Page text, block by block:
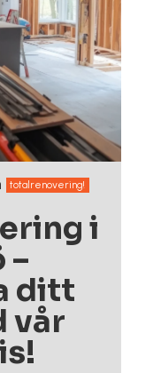
totalrenovering!
i
–
ditt
vår